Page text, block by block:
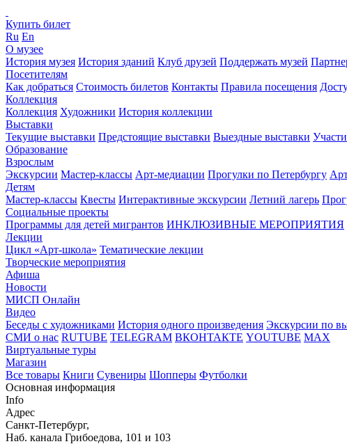
Купить билет
Ru En
О музее
История музея История зданий Клуб друзей Поддержать музей
Посетителям
Как добраться Стоимость билетов Контакты Правила посещения
Коллекция
Коллекция Художники История коллекции
Выставки
Текущие выставки Предстоящие выставки Выездные выставки
Образование
Взрослым
Экскурсии Мастер-классы Арт-медиации Прогулки по Петербургу
Детям
Мастер-классы Квесты Интерактивные экскурсии Летний лагерь
Социальные проекты
Программы для детей мигрантов ИНКЛЮЗИВНЫЕ МЕРОПРИЯТИЯ
Лекции
Цикл «Арт-школа» Тематические лекции
Творческие мероприятия
Афиша
Новости
МИСП Онлайн
Видео
Беседы с художниками История одного произведения Экскурсии по
СМИ о нас RUTUBE TELEGRAM ВКОНТАКТЕ YOUTUBE MAX
Виртуальные туры
Магазин
Все товары Книги Сувениры Шопперы Футболки
Основная информация
Info
Адрес
Санкт-Петербург,
Наб. канала Грибоедова, 101 и 103